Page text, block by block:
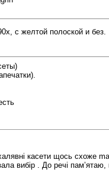
с желтой полоской и без.
касети щось схоже
вибір . До речі